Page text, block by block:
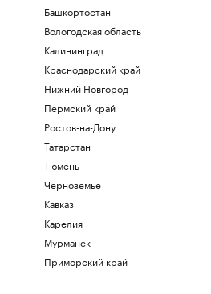
Башкортостан
Вологодская область
Калининград
Краснодарский край
Нижний Новгород
Пермский край
Ростов-на-Дону
Татарстан
Тюмень
Черноземье
Кавказ
Карелия
Мурманск
Приморский край